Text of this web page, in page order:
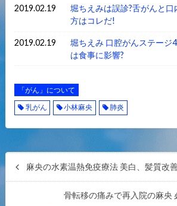
2019.02.19
堀ちえみは誤診?舌がんと
方はコレだ!
2019.02.19
堀ちえみ 口腔がんステージ
は食事に影響?
「がん」について
乳がん
小林麻央 肺炎
麻央の水素温熱免疫療法 美白、髪質改
骨転移の痛みで再入院の麻央